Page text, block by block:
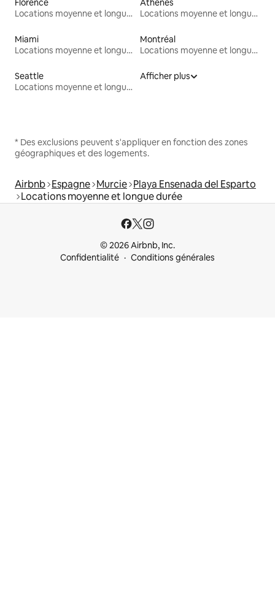
Florence
Locations moyenne et longue durée
Athènes
Locations moyenne et longue durée
Miami
Locations moyenne et longue durée
Montréal
Locations moyenne et longue durée
Seattle
Locations moyenne et longue durée
Afficher plus
* Des exclusions peuvent s'appliquer en fonction des zones
géographiques et des logements.
Airbnb Espagne Murcie Playa Ensenada del Esparto
Locations moyenne et longue durée
© 2026 Airbnb, Inc.
Confidentialité
Conditions générales